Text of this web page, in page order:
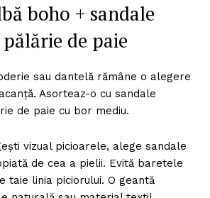
boho + sandale
de paie
sau dantelă rămâne o alegere
Asorteaz-o cu sandale
de paie cu bor mediu.
vizual picioarele, alege sandale
de cea a pielii. Evită baretele
taie linia piciorului. O geantă